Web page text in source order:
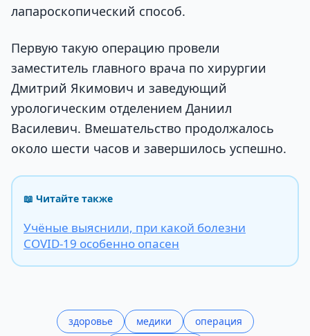
лапароскопический способ.
Первую такую операцию провели
заместитель главного врача по хирургии
Дмитрий Якимович и заведующий
урологическим отделением Даниил
Василевич. Вмешательство продолжалось
около шести часов и завершилось успешно.
📖 Читайте также
Учёные выяснили, при какой болезни
COVID-19 особенно опасен
здоровье медики
операция